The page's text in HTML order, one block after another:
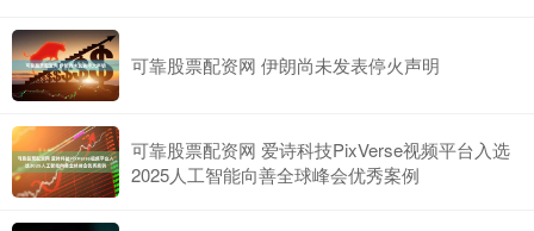
可靠股票配资网 伊朗尚未发表停火声明
可靠股票配资网 爱诗科技PixVerse视频平台入选
2025人工智能向善全球峰会优秀案例